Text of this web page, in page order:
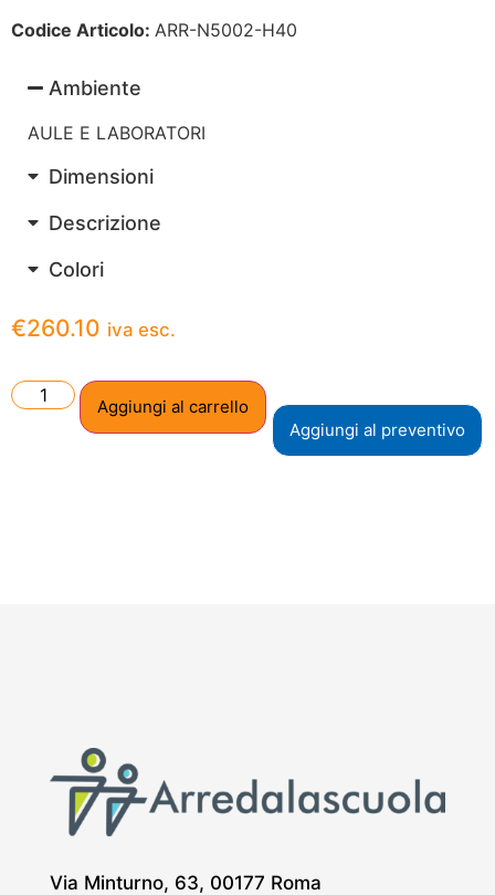
Codice Articolo: ARR-N5002-H40
Ambiente
AULE E LABORATORI
Dimensioni
Descrizione
Colori
€260.10 iva esc.
Aggiungi al carrello
Aggiungi al preventivo
Via Minturno, 63, 00177 Roma